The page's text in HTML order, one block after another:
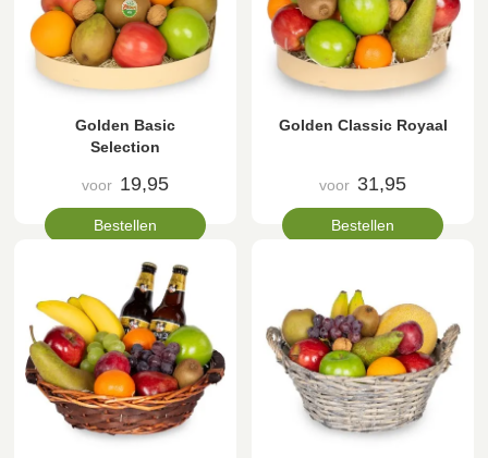
Golden Basic
Selection
voor 19,95
Bestellen
Golden Classic Royaal
voor 31,95
Bestellen